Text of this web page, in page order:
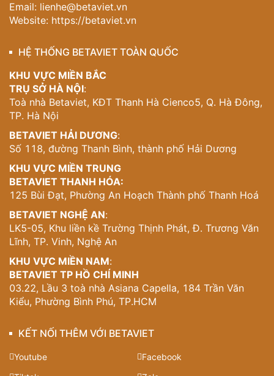
Email: lienhe@betaviet.vn
Website: https://betaviet.vn
HỆ THỐNG BETAVIET TOÀN QUỐC
KHU VỰC MIỀN BẮC
TRỤ SỞ HÀ NỘI:
Toà nhà Betaviet, KĐT Thanh Hà Cienco5, Q. Hà Đông,
TP. Hà Nội
BETAVIET HẢI DƯƠNG:
Số 118, đường Thanh Bình, thành phố Hải Dương
KHU VỰC MIỀN TRUNG
BETAVIET THANH HÓA:
125 Bùi Đạt, Phường An Hoạch Thành phố Thanh Hoá
BETAVIET NGHỆ AN:
LK5-05, Khu liền kề Trường Thịnh Phát, Đ. Trương Văn
Lĩnh, TP. Vinh, Nghệ An
KHU VỰC MIỀN NAM:
BETAVIET TP HỒ CHÍ MINH
03.22, Lầu 3 toà nhà Asiana Capella, 184 Trần Văn
Kiểu, Phường Bình Phú, TP.HCM
KẾT NỐI THÊM VỚI BETAVIET
Youtube
Facebook